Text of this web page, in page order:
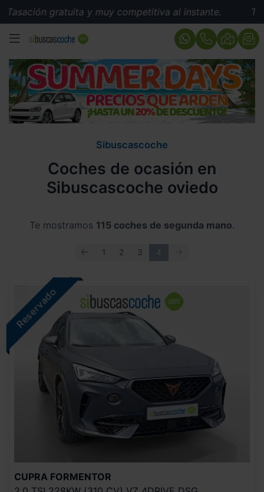
gratuita y muy competitiva al instante. Tasación
MENÚ
Sibuscascoche
Coches de ocasión en
Sibuscascoche oviedo
Te mostramos 115 coches de segunda mano.
ANTERIOR
1 2 3 4
CUPRA FORMENTOR